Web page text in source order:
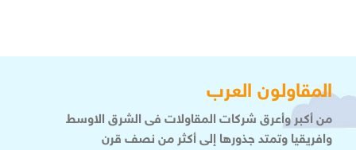
المقاولون العرب
من أكبر وأعرق شركات المقاولات فى الشرق الاوسط
وافريقيا وتمتد جذورها إلى أكثر من نصف قرن